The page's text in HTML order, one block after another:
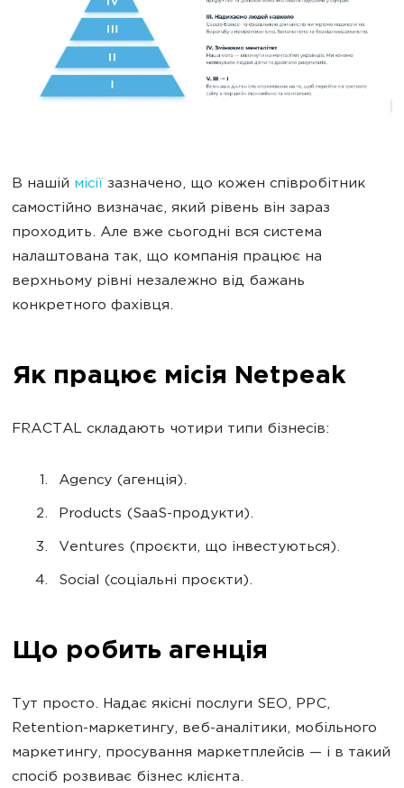
В нашій місії зазначено, що кожен співробітник
самостійно визначає, який рівень він зараз
проходить. Але вже сьогодні вся система
налаштована так, що компанія працює на
верхньому рівні незалежно від бажань
конкретного фахівця.
Як працює місія Netpeak
FRACTAL складають чотири типи бізнесів:
Agency (агенція).
Products (SaaS-продукти).
Ventures (проєкти, що інвестуються).
Social (соціальні проєкти).
Що робить агенція
Тут просто. Надає якісні послуги SEO, PPC,
Retention-маркетингу, веб-аналітики, мобільного
маркетингу, просування маркетплейсів — і в такий
спосіб розвиває бізнес клієнта.